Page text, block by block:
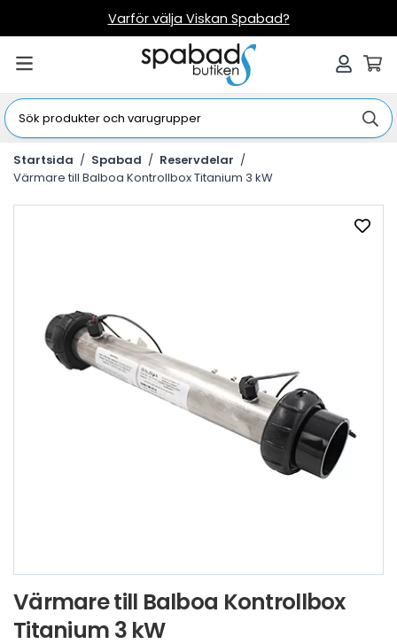
Varför välja Viskan Spabad?
Startsida / Spabad / Reservdelar /
Värmare till Balboa Kontrollbox Titanium 3 kW
Värmare till Balboa Kontrollbox
Titanium 3 kW